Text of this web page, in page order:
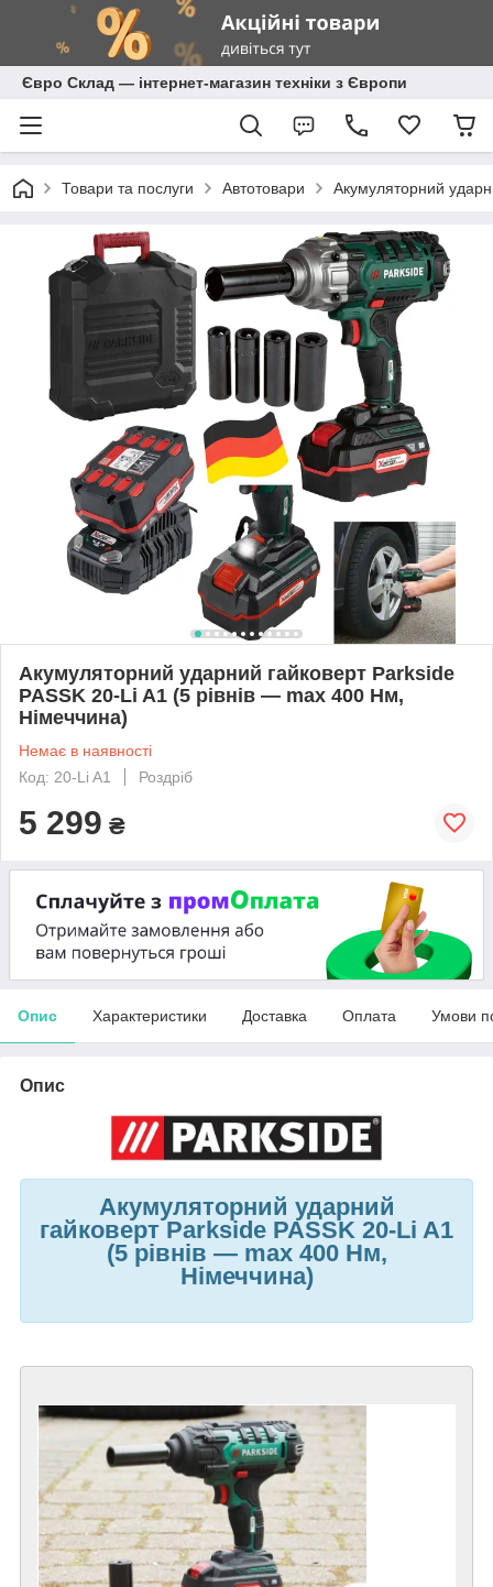
Євро Склад — інтернет-магазин техніки з Європи
Товари та послуги Автотовари Акумуляторний
Акумуляторний ударний гайковерт Parkside
PASSK 20-Li A1 (5 рівнів — max 400 Нм,
Німеччина)
Немає в наявності
Код: 20-Li A1
Роздріб
5 299 ₴
Опис Характеристики Доставка Оплата Умови
Опис
Акумуляторний ударний
гайковерт Parkside PASSK 20-Li A1
(5 рівнів — max 400 Нм,
Німеччина)